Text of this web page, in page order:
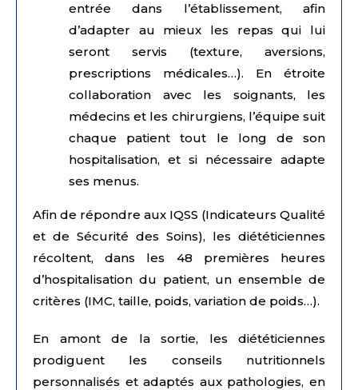
entrée dans l’établissement, afin
d’adapter au mieux les repas qui lui
seront servis (texture, aversions,
prescriptions médicales…). En étroite
collaboration avec les soignants, les
médecins et les chirurgiens, l’équipe suit
chaque patient tout le long de son
hospitalisation, et si nécessaire adapte
ses menus.
Afin de répondre aux IQSS (Indicateurs Qualité
et de Sécurité des Soins), les diététiciennes
récoltent, dans les 48 premières heures
d’hospitalisation du patient, un ensemble de
critères (IMC, taille, poids, variation de poids…).
En amont de la sortie, les diététiciennes
prodiguent les conseils nutritionnels
personnalisés et adaptés aux pathologies, en